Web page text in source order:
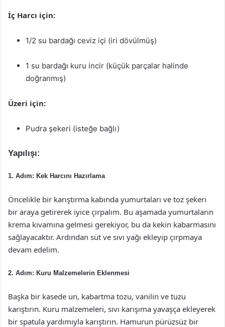
İç Harcı için:
1/2 su bardağı ceviz içi (iri dövülmüş)
1 su bardağı kuru incir (küçük parçalar halinde
doğranmış)
Üzeri için:
Pudra şekeri (isteğe bağlı)
Yapılışı:
1. Adım: Kek Harcını Hazırlama
Öncelikle bir karıştırma kabında yumurtaları ve toz şekeri
bir araya getirerek iyice çırpalım. Bu aşamada yumurtaların
krema kıvamına gelmesi gerekiyor, bu da kekin kabarmasını
sağlayacaktır. Ardından süt ve sıvı yağı ekleyip çırpmaya
devam edelim.
2. Adım: Kuru Malzemelerin Eklenmesi
Başka bir kasede un, kabartma tozu, vanilin ve tuzu
karıştırın. Kuru malzemeleri, sıvı karışıma yavaşça ekleyerek
bir spatula yardımıyla karıştırın. Hamurun pürüzsüz bir